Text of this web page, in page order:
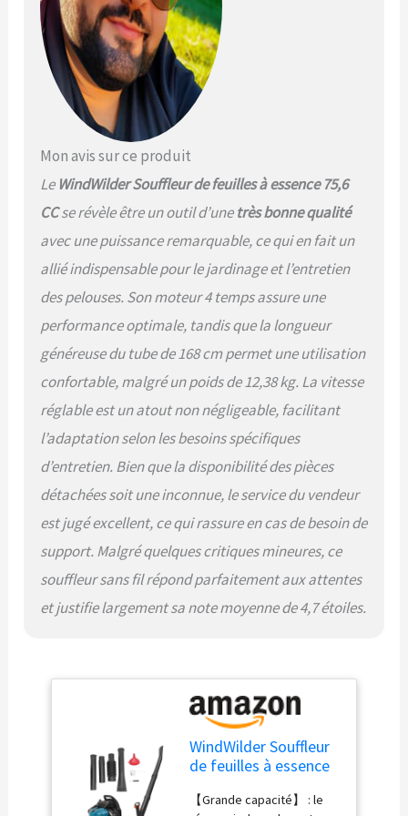
volume d'air élevé de 498 ft
³/s et les sorties d'air
plates permettent au
produit d'éliminer
rapidement les feuilles, le
sable, le gravier dur et la
sophistiqué】 : le tuyau de
sortie d'air ignifuge de 168
cm prend en charge un
réglage à 180 ° vers le haut
et vers le bas, et le tuyau à
l'interface vous facilite
également d'ajuster la
direction, élargir
efficacement la zone de
nettoyage. 【Expérience
confortable】 : il adopte un
design de style sac à dos,
combiné avec des sangles
épaisses et respirantes,
de sorte que vous pouvez
longue période sans
sensation de fatigue et
épais peut isoler
efficacement la chaleur de
même une utilisation à long
terme ne vous nuira pas.
balayer les feuilles,
nettoyer la pelouse, le
sable et le gravier, le
déneigement de la cour, la
lutte contre les incendies
scories de soudure,
Mon avis sur ce produit
LeWindWilder Souffleur de feuilles à essence 75,6
CCse révèle être un outil d’unetrès bonne qualité
avec une puissance remarquable, ce qui en fait un
allié indispensable pour le jardinage et l’entretien
des pelouses. Son moteur 4 temps assure une
performance optimale, tandis que la longueur
généreuse du tube de 168 cm permet une utilisation
confortable, malgré un poids de 12,38 kg. La vitesse
réglable est un atout non négligeable, facilitant
l’adaptation selon les besoins spécifiques
d’entretien. Bien que la disponibilité des pièces
détachées soit une inconnue, le service du vendeur
est jugé excellent, ce qui rassure en cas de besoin de
support. Malgré quelques critiques mineures, ce
souffleur sans fil répond parfaitement aux attentes
et justifie largement sa note moyenne de 4,7 étoiles.
WindWilder Souffleur
de feuilles à essence
temps - Longueur du
【Grande capacité】 : le